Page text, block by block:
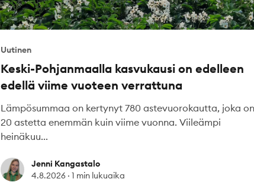
Uutinen
Keski-Pohjanmaalla kasvukausi on edelleen
edellä viime vuoteen verrattuna
Lämpösummaa on kertynyt 780 astevuorokautta, joka on
20 astetta enemmän kuin viime vuonna. Viileämpi
heinäkuu...
Jenni Kangastalo
Jenni Kangastalo
4.8.2026 · 1 min lukuaika